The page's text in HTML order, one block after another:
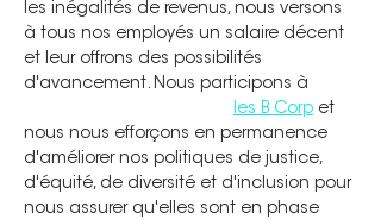
les inégalités de revenus, nous versons
à tous nos employés un salaire décent
et leur offrons des possibilités
d'avancement. Nous participons à
les B Corp et
nous nous efforçons en permanence
d'améliorer nos politiques de justice,
d'équité, de diversité et d'inclusion pour
nous assurer qu'elles sont en phase